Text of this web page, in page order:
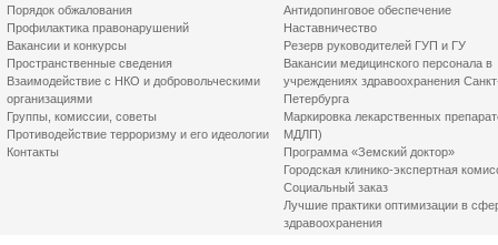
Порядок обжалования
Профилактика правонарушений
Вакансии и конкурсы
Пространственные сведения
Взаимодействие с НКО и добровольческими
организациями
Группы, комиссии, советы
Противодействие терроризму и его идеологии
Контакты
Антидопинговое обеспечение
Наставничество
Резерв руководителей ГУП и ГУ
Вакансии медицинского персонала в
учреждениях здравоохранения
Петербурга
Маркировка лекарственных
МДЛП)
Программа «Земский доктор»
Городская клинико-экспертная
Социальный заказ
Лучшие практики оптимизации в
здравоохранения